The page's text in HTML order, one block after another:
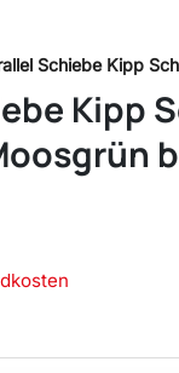
Schiebe Kipp
Kipp